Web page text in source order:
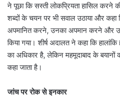
ने पूछा कि सस्ती लोकप्रियता हासिल करने
शब्दों के चयन पर भी सवाल उठाया और कहा
अपमानित करने, उनका अपमान करने और
किया गया। शीर्ष अदालत ने कहा कि
का अधिकार है, लेकिन महमूदाबाद के
कहा जाता है।
जांच पर रोक से इनकार